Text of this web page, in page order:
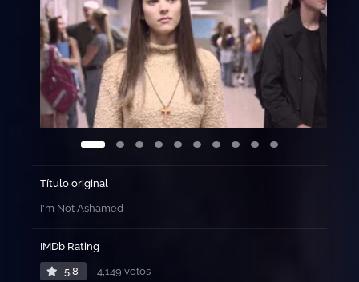
Título original
I'm Not Ashamed
IMDb Rating
5.8 4,149 votos